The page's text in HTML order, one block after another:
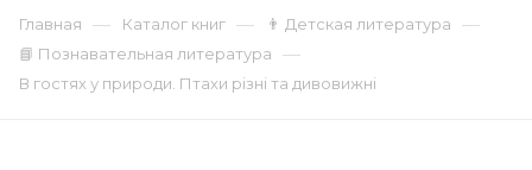
Главная — Каталог книг — 👨 Детская литература —
📘 Познавательная литература —
В гостях у природи. Птахи різні та дивовижні